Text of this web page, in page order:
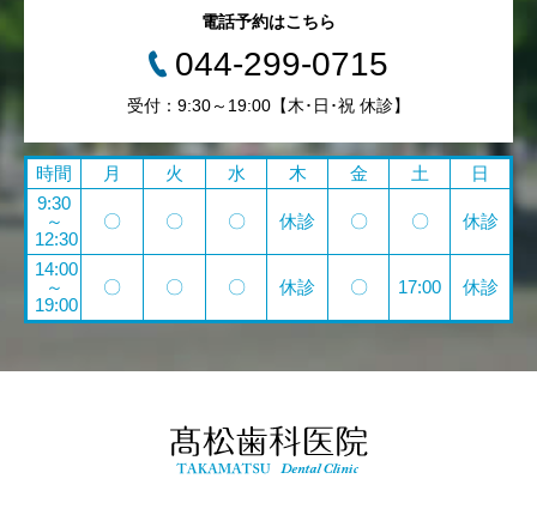
電話予約はこちら
044-299-0715
受付：9:30～19:00【木･日･祝 休診】
時間 月 火 水 木 金 土
日
9:30
～
12:30
〇 〇 〇 休診 〇 〇 休診
14:00
～
19:00
〇 〇 〇 休診 〇 17:00 休診